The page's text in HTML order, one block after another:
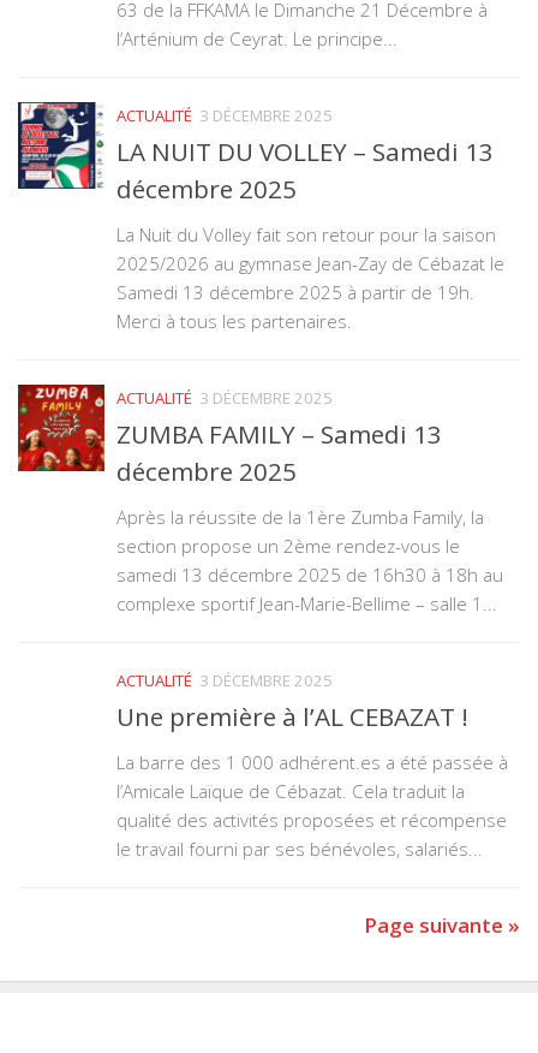
63 de la FFKAMA le Dimanche 21 Décembre à
l’Arténium de Ceyrat. Le principe...
ACTUALITÉ 3 DÉCEMBRE 2025
LA NUIT DU VOLLEY – Samedi 13
décembre 2025
La Nuit du Volley fait son retour pour la saison
2025/2026 au gymnase Jean-Zay de Cébazat le
Samedi 13 décembre 2025 à partir de 19h.
Merci à tous les partenaires.
ACTUALITÉ 3 DÉCEMBRE 2025
ZUMBA FAMILY – Samedi 13
décembre 2025
Après la réussite de la 1ère Zumba Family, la
section propose un 2ème rendez-vous le
samedi 13 décembre 2025 de 16h30 à 18h au
complexe sportif Jean-Marie-Bellime – salle 1...
ACTUALITÉ 3 DÉCEMBRE 2025
Une première à l’AL CEBAZAT !
La barre des 1 000 adhérent.es a été passée à
l’Amicale Laïque de Cébazat. Cela traduit la
qualité des activités proposées et récompense
le travail fourni par ses bénévoles, salariés...
Page suivante »